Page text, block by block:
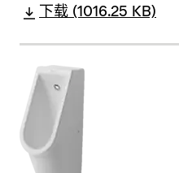
下载 (1016.25 KB)